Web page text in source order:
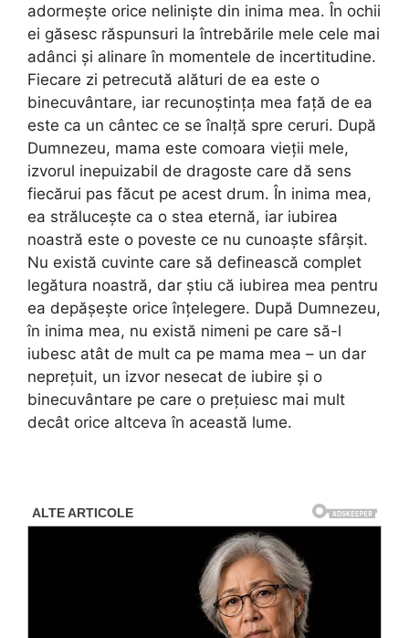
adormește orice neliniște din inima mea. În ochii
ei găsesc răspunsuri la întrebările mele cele mai
adânci și alinare în momentele de incertitudine.
Fiecare zi petrecută alături de ea este o
binecuvântare, iar recunoștința mea față de ea
este ca un cântec ce se înalță spre ceruri. După
Dumnezeu, mama este comoara vieții mele,
izvorul inepuizabil de dragoste care dă sens
fiecărui pas făcut pe acest drum. În inima mea,
ea strălucește ca o stea eternă, iar iubirea
noastră este o poveste ce nu cunoaște sfârșit.
Nu există cuvinte care să definească complet
legătura noastră, dar știu că iubirea mea pentru
ea depășește orice înțelegere. După Dumnezeu,
în inima mea, nu există nimeni pe care să-l
iubesc atât de mult ca pe mama mea – un dar
neprețuit, un izvor nesecat de iubire și o
binecuvântare pe care o prețuiesc mai mult
decât orice altceva în această lume.